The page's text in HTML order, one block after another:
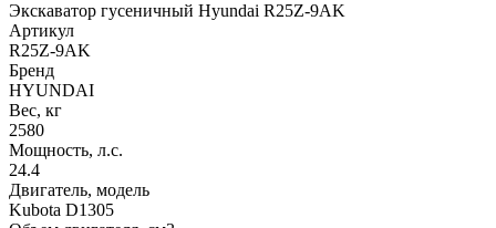
Экскаватор гусеничный Hyundai R25Z-9AK
Артикул
R25Z-9AK
Бренд
HYUNDAI
Вес, кг
2580
Мощность, л.с.
24.4
Двигатель, модель
Kubota D1305